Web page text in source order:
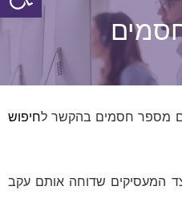
מספר חסמים בהקשר לחיפוש
המעסיקים שדוחה אותם עקב